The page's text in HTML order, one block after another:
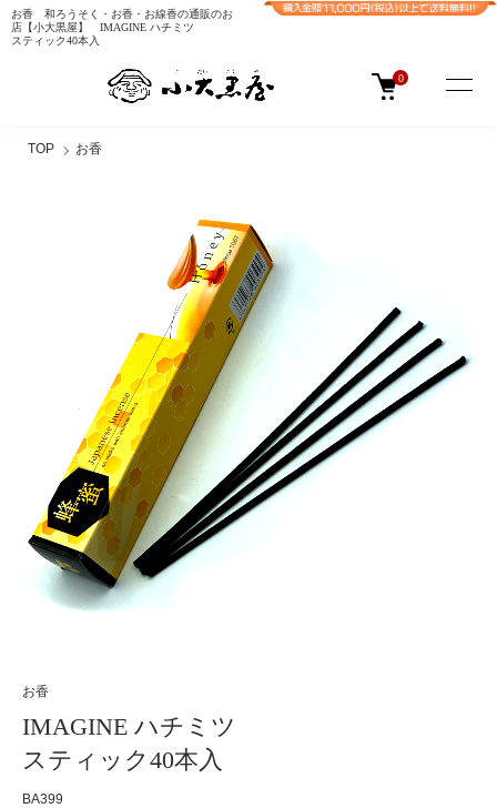
お香 和ろうそく・お香・お線香の通販のお
店【小大黒屋】 IMAGINE ハチミツ
スティック40本入
0
TOP お香
お香
IMAGINE ハチミツ
スティック40本入
BA399